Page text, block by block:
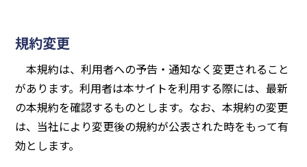
規約変更
本規約は、利用者への予告・通知なく変更されること
があります。利用者は本サイトを利用する際には、最新
の本規約を確認するものとします。なお、本規約の変更
は、当社により変更後の規約が公表された時をもって有
効とします。